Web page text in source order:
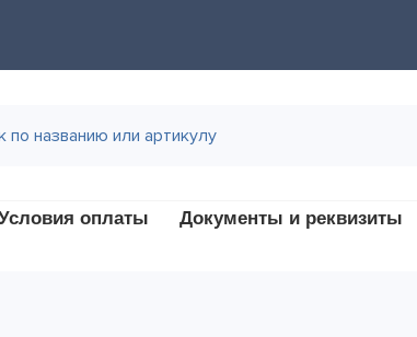
оплаты Документы и реквизиты